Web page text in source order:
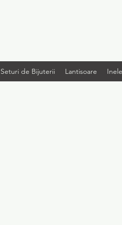
Seturi de Bijuterii Lantisoare Inele